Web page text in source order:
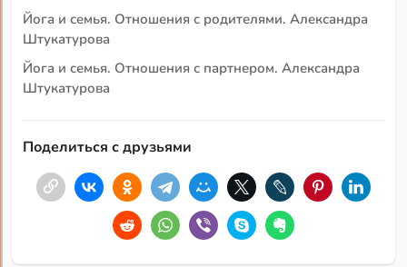
Йога и семья. Отношения с родителями. Александра
Штукатурова
Йога и семья. Отношения с партнером. Александра
Штукатурова
Поделиться с друзьями